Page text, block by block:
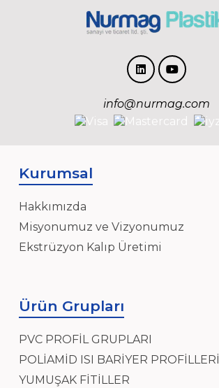
info@nurmag.com
Kurumsal
Hakkımızda
Misyonumuz ve Vizyonumuz
Ekstrüzyon Kalıp Üretimi
Ürün Grupları
PVC PROFİL GRUPLARI
POLİAMİD ISI BARİYER PROFİLLERİ
YUMUŞAK FİTİLLER